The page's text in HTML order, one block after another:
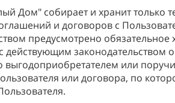
Дом" собирает и хранит
и договоров с
предусмотрено
с действующим
выгодоприобретателем или
или договора, по